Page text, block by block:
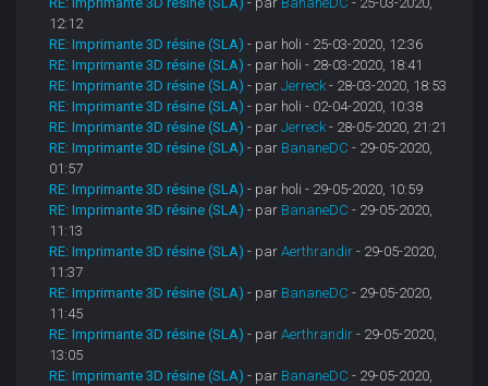
12:12
RE: Imprimante 3D résine (SLA) - par holi - 25-03-2020, 12:36
RE: Imprimante 3D résine (SLA) - par holi - 28-03-2020, 18:41
RE: Imprimante 3D résine (SLA) - parJerreck - 28-03-2020, 18:53
RE: Imprimante 3D résine (SLA) - par holi - 02-04-2020, 10:38
RE: Imprimante 3D résine (SLA) - parJerreck - 28-05-2020, 21:21
RE: Imprimante 3D résine (SLA) - par BananeDC - 29-05-2020,
01:57
RE: Imprimante 3D résine (SLA) - par holi - 29-05-2020, 10:59
RE: Imprimante 3D résine (SLA) - par BananeDC - 29-05-2020,
11:13
RE: Imprimante 3D résine (SLA) - parAerthrandir - 29-05-2020,
11:37
RE: Imprimante 3D résine (SLA) - par BananeDC - 29-05-2020,
11:45
RE: Imprimante 3D résine (SLA) - parAerthrandir - 29-05-2020,
13:05
RE: Imprimante 3D résine (SLA) - par BananeDC - 29-05-2020,